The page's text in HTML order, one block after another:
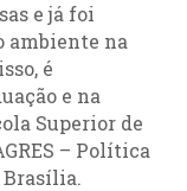
e já foi
ambiente na
é
e na
Superior de
– Política
Brasília.